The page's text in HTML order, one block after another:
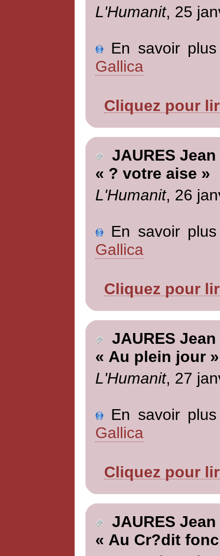
L'Humanit, 25
En savoir
Gallica
Cliquez pour
JAURES Jean
« ? votre aise »
L'Humanit, 26
En savoir
Gallica
Cliquez pour
JAURES Jean
« Au plein jour »
L'Humanit, 27
En savoir
Gallica
Cliquez pour
JAURES Jean
« Au Cr?dit